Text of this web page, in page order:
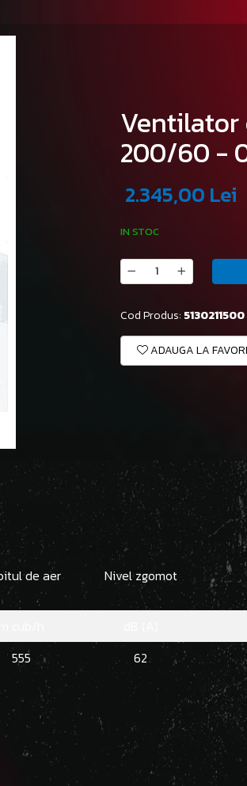
200/60 -
2.345,00 Lei
IN STOC
Cod Produs: 5130211500
ADAUGA LA
de aer Nivel zgomot
555 62